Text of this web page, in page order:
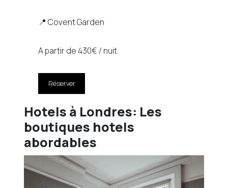
📍 Covent Garden
A partir de 430€ / nuit
Réserver
Hotels à Londres: Les
boutiques hotels
abordables